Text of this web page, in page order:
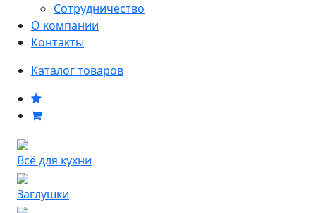
Сотрудничество
О компании
Контакты
Каталог товаров
Всё для кухни
Заглушки